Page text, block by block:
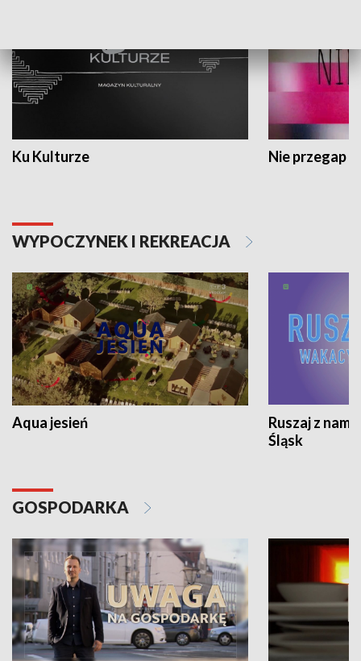
Ku Kulturze Nie przegap
WYPOCZYNEK I REKREACJA
Aqua jesień
Ruszaj z
Śląsk
GOSPODARKA